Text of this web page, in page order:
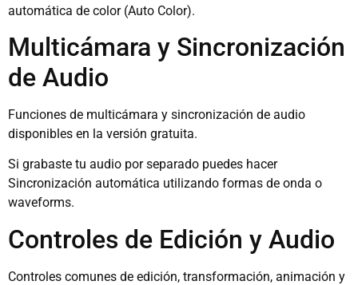
automática de color (Auto Color).
Multicámara y Sincronización
de Audio
Funciones de multicámara y sincronización de audio
disponibles en la versión gratuita.
Si grabaste tu audio por separado puedes hacer
Sincronización automática utilizando formas de onda o
waveforms.
Controles de Edición y Audio
Controles comunes de edición, transformación, animación y